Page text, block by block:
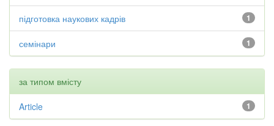
1
підготовка наукових кадрів
1
семінари
за типом вмісту
1
Article